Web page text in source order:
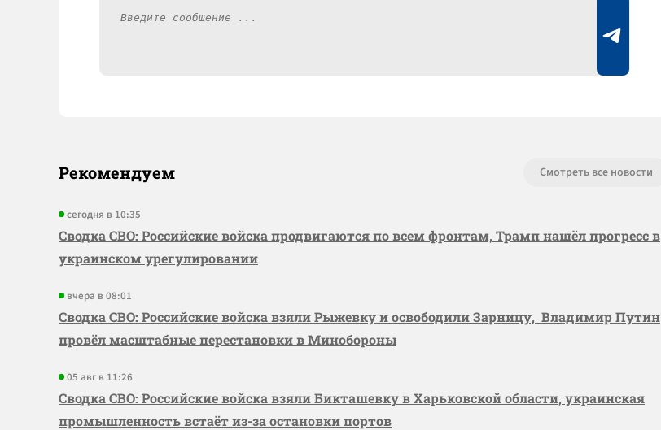
Рекомендуем Смотреть все новости
сегодня в 10:35
Сводка СВО: Российские войска продвигаются по всем фронтам, Трамп нашёл прогресс в
украинском урегулировании
вчера в 08:01
Сводка СВО: Российские войска взяли Рыжевку и освободили Зарницу, Владимир Путин
провёл масштабные перестановки в Минобороны
05 авг в 11:26
Сводка СВО: Российские войска взяли Бикташевку в Харьковской области, украинская
промышленность встаёт из-за остановки портов